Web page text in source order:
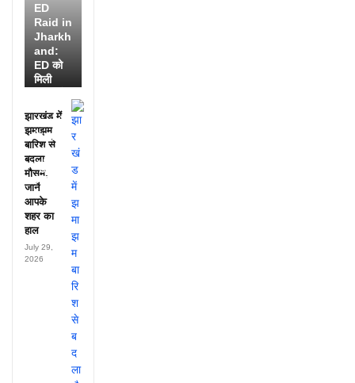
ED
Raid in
Jharkh
and:
ED को
मिली
25
अफसरों
के नाम,
हर महीने
पहुंचते थे
लाखों!
झारखंड में
झमाझम
बारिश से
बदला
मौसम,
जानें
आपके
शहर का
हाल
July 29,
2026